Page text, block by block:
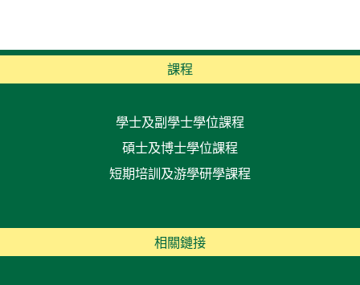
課程
學士及副學士學位課程
碩士及博士學位課程
短期培訓及游學研學課程
相關鏈接